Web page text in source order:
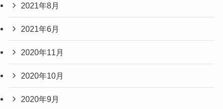
2021年8月
2021年6月
2020年11月
2020年10月
2020年9月